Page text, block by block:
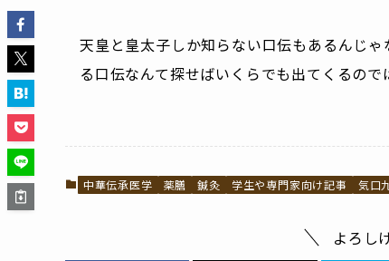
天皇と皇太子しか知らない口伝もあるんじ
る口伝なんて探せばいくらでも出てくるので
中華伝承医学 薬膳 鍼灸 学生や専門家向け記事 気口
よろし